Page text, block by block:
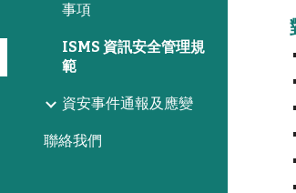
事項
ISMS 資訊安全管理規
範
資安事件通報及應變
聯絡我們